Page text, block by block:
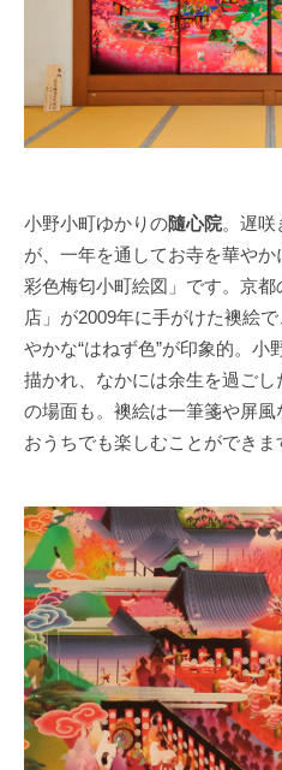
小野小町ゆかりの隨心院。遅咲
が、一年を通してお寺を華や
彩色梅匂小町絵図」です。京
店」が2009年に手がけた襖絵
やかな“はねず色”が印象的。小
描かれ、なかには余生を過ごし
の場面も。襖絵は一筆箋や屏風
おうちでも楽しむことができま